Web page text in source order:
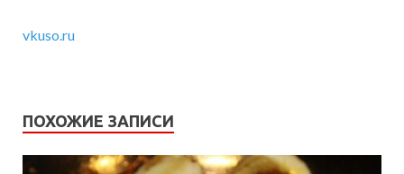
vkuso.ru
ПОХОЖИЕ ЗАПИСИ